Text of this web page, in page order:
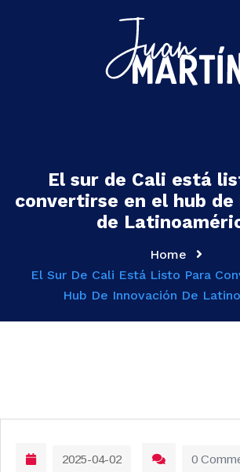
El sur de Cali está
convertirse en el hub de
de
Home
El Sur De Cali Está Listo Para
Hub De Innovación De
2025-04-02 0